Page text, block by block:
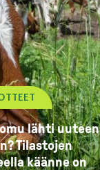
lähti uuteen
Tilastojen
käänne on